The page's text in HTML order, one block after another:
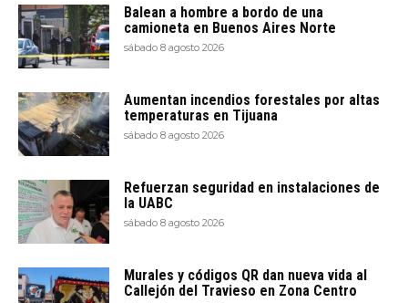
Balean a hombre a bordo de una
camioneta en Buenos Aires Norte
sábado 8 agosto 2026
Aumentan incendios forestales por altas
temperaturas en Tijuana
sábado 8 agosto 2026
Refuerzan seguridad en instalaciones de
la UABC
sábado 8 agosto 2026
Murales y códigos QR dan nueva vida al
Callejón del Travieso en Zona Centro